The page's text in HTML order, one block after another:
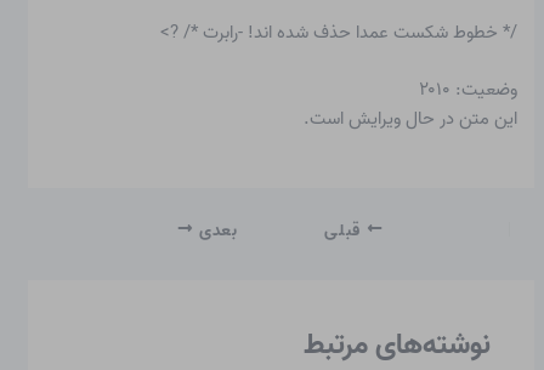
/* خطوط شکست عمدا حذف شده اند! -رابرت */ ?>
وضعیت: ۲۰۱۰
این متن در حال ویرایش است.
قبلی بعدی
نوشته‌های مرتبط